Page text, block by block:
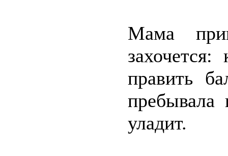
Мама
захочется:
править
пребывала
уладит.